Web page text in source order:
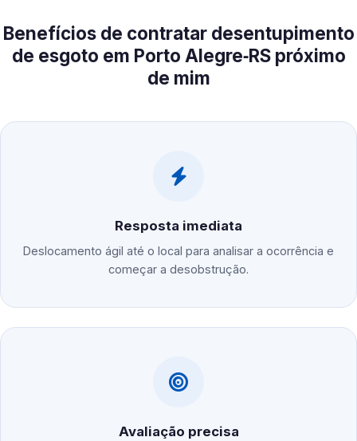
Benefícios de contratar desentupimento
de esgoto em Porto Alegre‑RS próximo
de mim
Resposta imediata
Deslocamento ágil até o local para analisar a ocorrência e
começar a desobstrução.
Avaliação precisa